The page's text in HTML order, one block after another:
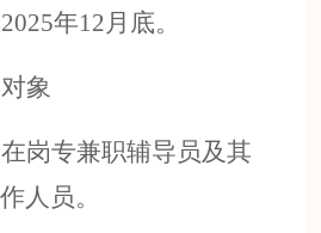
2025年12月 底。
对象
岗专兼职辅导员及其
人员。